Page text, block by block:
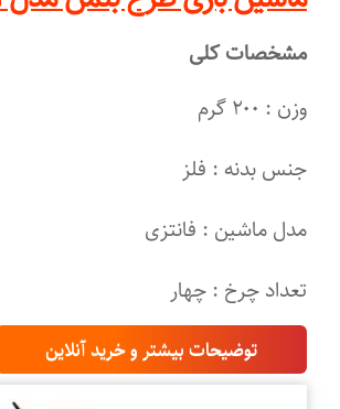
مشخصات کلی
وزن : ۲۰۰ گرم
جنس بدنه : فلز
مدل ماشین : فانتزی
تعداد چرخ : چهار
توضیحات بیشتر و خرید آنلاین